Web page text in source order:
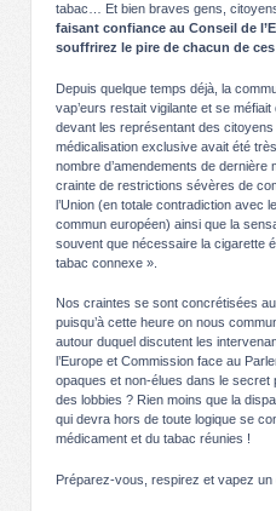
tabac… Et bien braves gens,
faisant confiance au Conseil de
souffrirez le pire de chacun de
Depuis quelque temps déjà, la
vap’eurs restait vigilante et se
devant les représentant des
médicalisation exclusive avait été
nombre d’amendements de dernière
crainte de restrictions sévères de
l’Union (en totale contradiction avec
commun européen) ainsi que la
souvent que nécessaire la cigarette
tabac connexe ».
Nos craintes se sont concrétisées
puisqu’à cette heure on nous
autour duquel discutent les
l’Europe et Commission face au
opaques et non-élues dans le
des lobbies ? Rien moins que la
qui devra hors de toute logique se
médicament et du tabac réunies !
Préparez-vous, respirez et vapez